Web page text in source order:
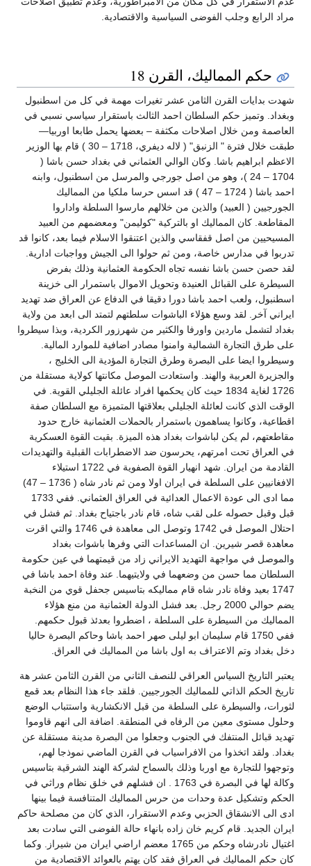
مراد الرابع وجلب الفوضى السياسية والاقتصادية.
حكم المماليك، القرن 18
شهدت بدايات القرن الثامن عشر تغيرات مهمة في كل من اسطنبول
وبغداد. وتميز حكم السلطان احمد الثالث باستقرار سياسي نسبي في
العاصمة ومن خلال اصلاحات مكثفة – بعضها يحمل طابعا اوربيا—
طبقت خلال فترة " الزنبق" ( لاله ديفري، 1718 – 30 ) قام بها الوزير
الاعظم ابراهيم باشا. وكان الوالي العثماني في بغداد حسن باشا (
1704 – 24 )، وهو من اصل جورجي والمرسل من اسطنبول، وابنه
احمد باشا ( 1724 – 47 ) قد اسس حرسا ملكيا من المماليك
الجورجيين ( العبيد) والذين من خلالهم مارسوا السلطة واداروا
المقاطعة. كان المماليك او بالتركية "كوليمن" ومعضمهم من العبيد
المسيحيين من اصل قفقاسي والذين اعتنقوا الاسلام فيما بعد، كانوا قد
تدربوا في مدارس خاصة، ومن ثم حولوا الى الجيش وواجبات ادارية.
لقد حصن حسن باشا نفسه تجاه الحكومة العثمانية وذلك بفرض
السيطرة على القبائل العنيدة وتحويل الاموال باستمرار الى خزينة
اسطنبول، ولعب احمد باشا دورا دقيقا في الدفاع عن العراق ضد تهديد
ايراني آخر. لقد وسع هؤلاء الباشوات سلطتهم لتمتد الى ابعد من ولاية
بغداد لتشمل ماردين واورفا والكثير من شهرزور الكردية، وبذا سيطروا
على طرق التجارة الشمالية وامنوا مصادر اضافية للموارد المالية.
وسيطروا ايضا على البصرة وطرق التجارة المؤدية الى الخليج ،
والجزيرة العربية والهند. واستعادت الموصل مكانتها كولاية مستقلة من
1726 لغاية 1834 حيث كان يحكمها افراد عائلة الجليلي القوية. في
الوقت الذي كانت لعائلة الجليلي بعلاقتها المتميزة مع السلطان صفة
اقطاعية، وكانوا يساهمون باستمرار بالحملات العثمانية خارج حدود
مقاطعتهم، لم يكن لباشوات بغداد هذه الميزة. بقيت القوة العسكرية
في العراق تحت امرتهم، يحرسون ضد الاضطرابات القبلية والتهديدات
القادمة من ايران. شهد انهيار القوة الصفوية في 1722 استيلاء
الافغانيين على السلطة في ايران اولا ومن ثم نادر شاه ( 1736 – 47)
مما ادى الى عودة الاعمال العدائية في العراق العثماني. ففي 1733
قبل وقبل حصوله على لقب شاه، قام نادر باجتياح بغداد. ثم فشل في
احتلال الموصل في 1742 وتوصل الى معاهدة في 1746 والتي اقرت
معاهدة قصر شيرين. ان المساعدات التي وفرها باشوات بغداد
والموصل في مواجهة التهديد الايراني زاد من قيمتهما في عين حكومة
السلطان مما حسن من وضعهما في ولايتيهما. عند وفاة احمد باشا في
1747 بعيد وفاة نادر شاه قام مماليكه بتاسيس جحفل قوي من النخبة
يضم حوالي 2000 رجل. بعد فشل الدولة العثمانية من منع هؤلاء
المماليك من السيطرة على السلطة ، اضطروا بعدئذ قبول حكمهم.
ففي 1750 قام سليمان ابو ليلى صهر احمد باشا وحاكم البصرة حاليا
دخل بغداد وتم الاعتراف به اول باشا من المماليك في العراق.
يعتبر التاريخ السياس العراقي للنصف الثاني من القرن الثامن عشر هة
تاريخ الحكم الذاتي للمماليك الجورجيين. فلقد جاء هذا النظام بعد قمع
لثورات، والسيطرة على السلطة من قبل الانكشارية واستتباب الوضع
وحلول مستوى معين من الرفاه في المنطقة. اضافة الى انهم قاوموا
تهديد قبائل المنتفك في الجنوب وجعلوا من البصرة مدينة مستقلة عن
بغداد. ولقد اتخذوا من الافراسياب في القرن الماضي نموذجا لهم،
وتوجهوا للتجارة مع اوربا وذلك بالسماح لشركة الهند الشرقية بتاسيس
وكالة لها في البصرة في 1763 . ان فشلهم في خلق نظام وراثي في
الحكم وتشكيل عدة وحدات من حرس المماليك المتنافسة فيما بينها
ادى الى الانشقاق الحزبي وعدم الاستقرار، الذي كان من مصلحة حاكم
ايران الجديد. قام كريم خان زاده بانهاء حالة الفوضى التي سادت بعد
اغتيال نادرشاه وحكم من 1765 معضم اراضي ايران من شيراز. وكما
كان حكم المماليك في العراق فقد كان يهتم بالعوائد الاقتصادية من